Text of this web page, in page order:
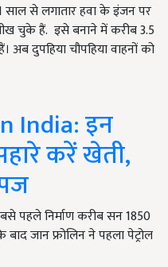
साल से लगातार हवा के इंजन पर
चुके हैं. इसे बनाने में करीब 3.5
दुपहिया चौपहिया वाहनों को
India: इन
करें खेती,
पहले निर्माण करीब सन 1850
जान फ्रोलिन ने पहला पेट्रोल